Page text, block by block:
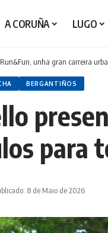
A CORUÑA LUGO
unha gran carreira
BERGANTIÑOS
para
8 de Maio de 2026